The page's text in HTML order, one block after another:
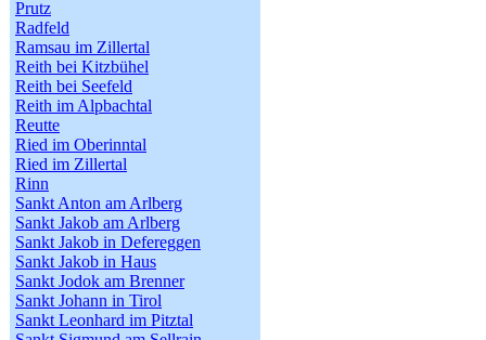
Prutz
Radfeld
Ramsau im Zillertal
Reith bei Kitzbühel
Reith bei Seefeld
Reith im Alpbachtal
Reutte
Ried im Oberinntal
Ried im Zillertal
Rinn
Sankt Anton am Arlberg
Sankt Jakob am Arlberg
Sankt Jakob in Defereggen
Sankt Jakob in Haus
Sankt Jodok am Brenner
Sankt Johann in Tirol
Sankt Leonhard im Pitztal